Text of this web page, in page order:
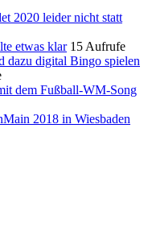
2020 leider nicht statt
etwas klar 15 Aufrufe
dazu digital Bingo spielen
dem Fußball-WM-Song
2018 in Wiesbaden